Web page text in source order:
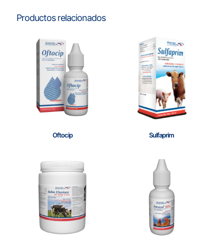
Productos relacionados
Oftocip Sulfaprim